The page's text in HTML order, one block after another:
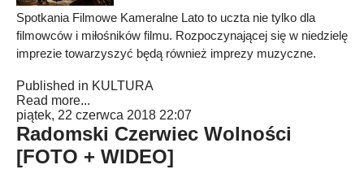
Spotkania Filmowe Kameralne Lato to uczta nie tylko dla
filmowców i miłośników filmu. Rozpoczynającej się w niedzielę
imprezie towarzyszyć będą również imprezy muzyczne.
Published in KULTURA
Read more...
piątek, 22 czerwca 2018 22:07
Radomski Czerwiec Wolności
[FOTO + WIDEO]